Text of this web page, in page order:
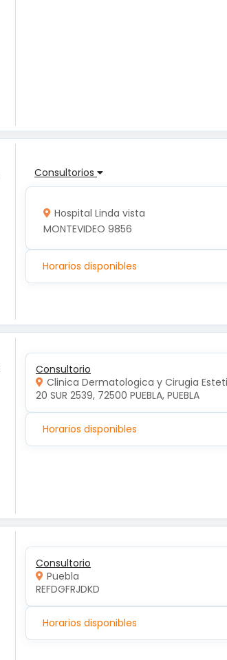
Consultorios
Hospital Linda vista
MONTEVIDEO 9856
Horarios disponibles
Consultorio
Clinica Dermatologica y Cirugia
20 SUR 2539, 72500 PUEBLA, PUEBLA
Horarios disponibles
Consultorio
Puebla
REFDGFRJDKD
Horarios disponibles